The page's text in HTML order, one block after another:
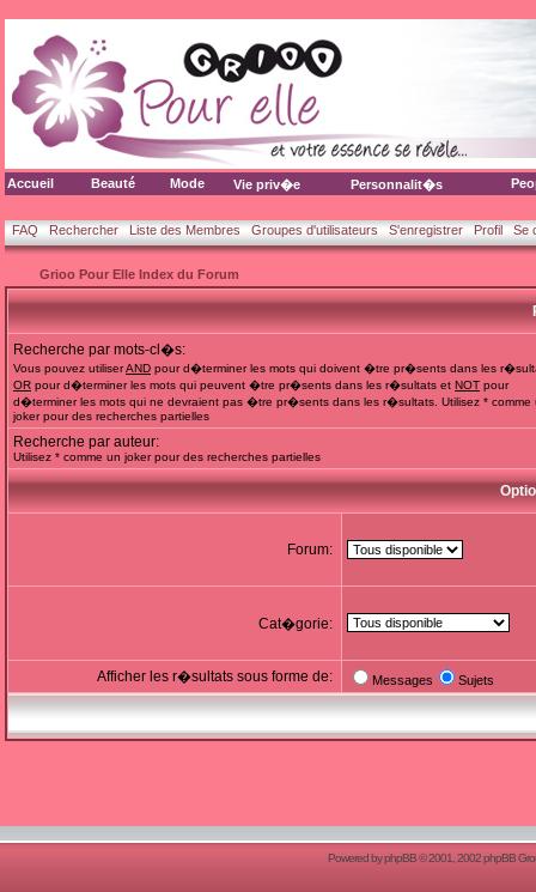
Accueil Beauté Mode Vie priv�e Personnalit�s
FAQ Rechercher Liste des Membres Groupes d'utilisateurs S'enregistrer Profil Se
Grioo Pour Elle Index du Forum
Recherche par mots-cl�s:
Vous pouvez utiliserAND pour d�terminer les mots qui doivent �tre pr�sents dans les
OR pour d�terminer les mots qui peuvent �tre pr�sents dans les r�sultats et NOT pour
d�terminer les mots qui ne devraient pas �tre pr�sents dans les r�sultats. Utilisez * comme
joker pour des recherches partielles
Recherche par auteur:
Utilisez * comme un joker pour des recherches partielles
Forum:
Cat�gorie:
Afficher les r�sultats sous forme de: Messages Sujets
Powered byphpBB© 2001, 2002 phpBB